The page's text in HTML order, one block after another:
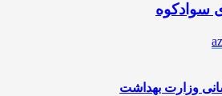
سوادکوه
وزارت بهداشت